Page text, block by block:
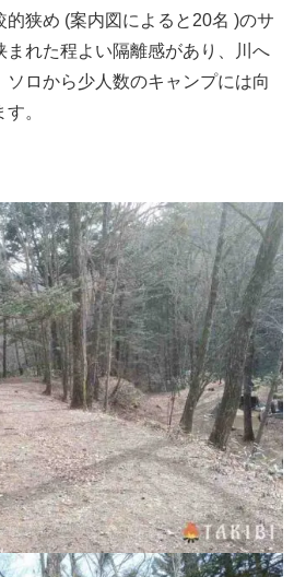
的狭め (案内図によると20名 )のサ
まれた程よい隔離感があり、川へ
ロから少人数のキャンプには向
。